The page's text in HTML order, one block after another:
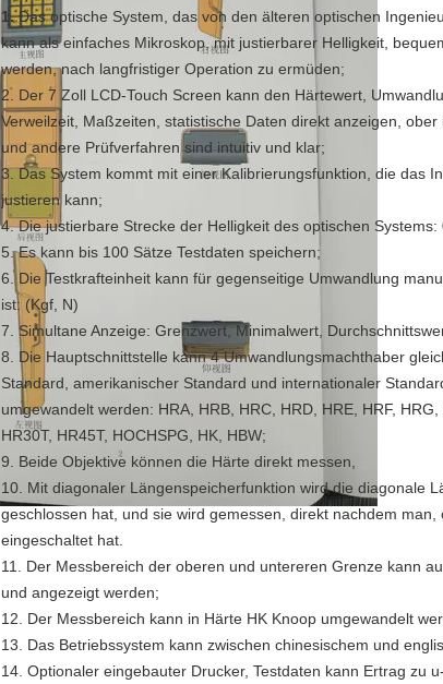
1.Das optische System, das von den älteren optischen
kann als einfaches Mikroskop, mit justierbarer Helligkeit,
werden, nach langfristiger Operation zu ermüden;
2. Der 7 Zoll LCD-Touch Screen kann den Härtewert,
Verweilzeit, Maßzeiten, statistische Daten direkt anzeigen,
und andere Prüfverfahren sind intuitiv und klar;
3. Das System kommt mit einer Kalibrierungsfunktion, die das
justieren kann;
4. Die justierbare Strecke der Helligkeit des optischen Systems:
5. Es kann bis 100 Sätze Testdaten speichern;
6. Die Testkrafteinheit kann für gegenseitige Umwandlung
ist: (Kgf, N)
7. Simultane Anzeige: Grenzwert, Minimalwert,
8. Die Hauptschnittstelle kann 4 Umwandlungsmachthaber
Standard, amerikanischer Standard und internationaler
umgewandelt werden: HRA, HRB, HRC, HRD, HRE, HRF,
HR30T, HR45T, HOCHSPG, HK, HBW;
9. Beide Objektive können die Härte direkt messen,
10. Mit diagonaler Längenspeicherfunktion wird die diagonale
geschlossen hat, und sie wird gemessen, direkt nachdem
eingeschaltet hat.
11. Der Messbereich der oberen und untereren Grenze kann
und angezeigt werden;
12. Der Messbereich kann in Härte HK Knoop umgewandelt
13. Das Betriebssystem kann zwischen chinesischem und
14. Optionaler eingebauter Drucker, Testdaten kann Ertrag zu